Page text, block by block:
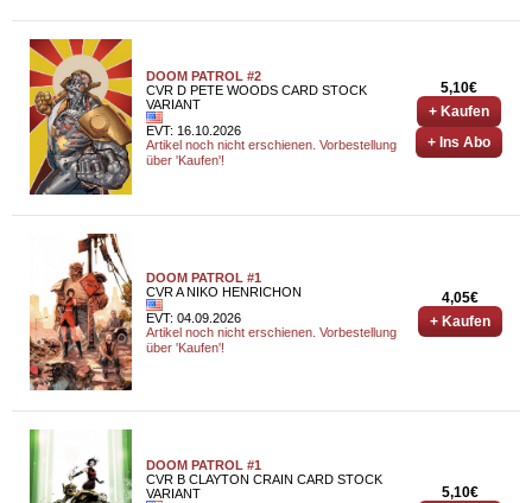
DOOM PATROL #2
CVR D PETE WOODS CARD STOCK
VARIANT
EVT: 16.10.2026
Artikel noch nicht erschienen. Vorbestellung
über 'Kaufen'!
5,10€
+ Kaufen
+ Ins Abo
DOOM PATROL #1
CVR A NIKO HENRICHON
EVT: 04.09.2026
Artikel noch nicht erschienen. Vorbestellung
über 'Kaufen'!
4,05€
+ Kaufen
DOOM PATROL #1
CVR B CLAYTON CRAIN CARD STOCK
VARIANT
5,10€